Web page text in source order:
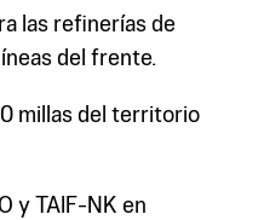
las refinerías de
del frente.
millas del territorio
y TAIF-NK en